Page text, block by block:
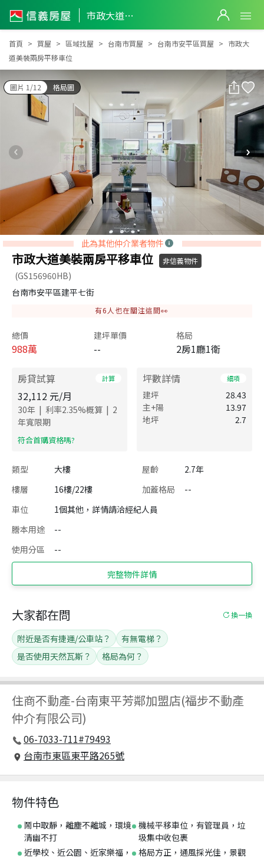
市政大道美裝兩房平移車位
市政大道美裝兩房平移車位
首頁 買屋 區域找屋 台南市買屋 台南市安平區買屋
市政大
道美裝兩房平移車位
圖片 1/12 格局圖
此為其他仲介業者物件
市政大道美裝兩房平移車位 非信義物件
(GS156960HB)
台南市安平區建平七街
有6 人也在關注這間👀
總價
988萬
建坪單價
--
格局
2房1廳1衛
房貸試算 計算
32,112 元/月
30年 | 利率2.35%概算 | 2
年寬限期
​符合首購資格嗎?
坪數詳情 細項
建坪
28.43
主+陽
13.97
地坪
2.7
類型 大樓 屋齡
2.7年
樓層
16樓/22樓 加蓋格局
--
車位
1個其他，詳情請洽經紀人員
謄本用途
--
使用分區
--
完整物件詳情
住商不動產-台南東平芳鄰加盟店(福步不動產
仲介有限公司)
06-7033-711#79493
台南市東區東平路265號
大家都在問 換一換
附近是否有捷運/公車站？
有無電梯？
是否使用天然瓦斯？
格局為何？
物件特色
鬧中取靜，離塵不離城，環境
清幽不打
機械平移車位，有管理員，垃
圾集中收包裹
近學校、近公園、近家樂福，
格局方正，通風採光佳，景觀